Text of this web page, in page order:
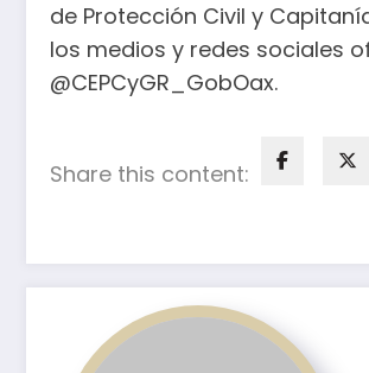
de Protección Civil y
los medios y redes sociales
@CEPCyGR_GobOax.
Share this content: